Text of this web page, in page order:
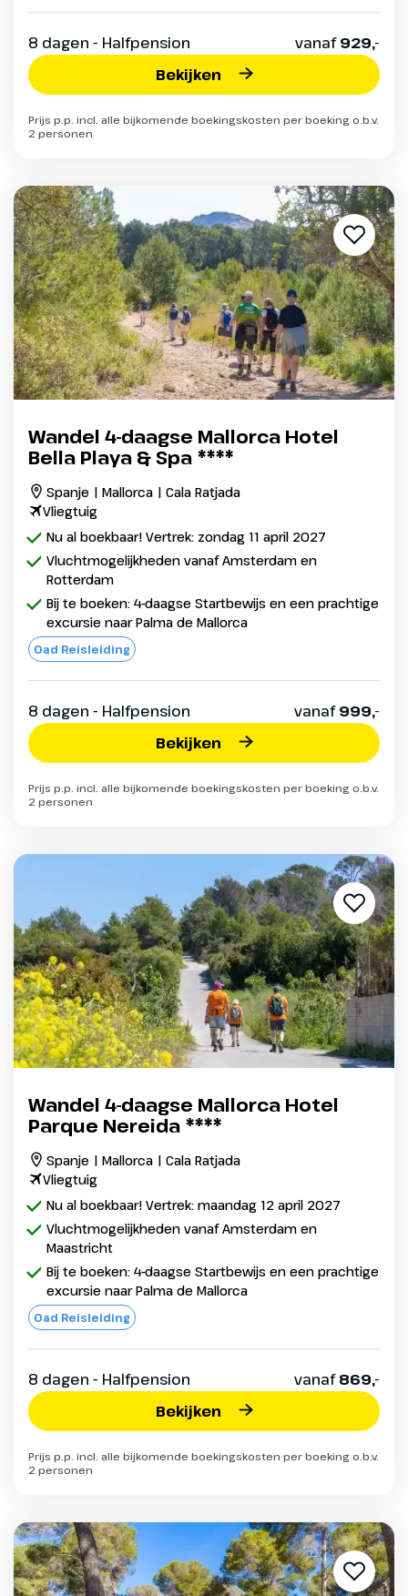
8 dagen - Halfpension vanaf929,-
Bekijken
Prijs p.p. incl. alle bijkomende boekingskosten per boeking o.b.v.
2 personen
Wandel 4-daagse Mallorca Hotel
Bella Playa & Spa ****
Spanje | Mallorca | Cala Ratjada
Vliegtuig
Nu al boekbaar! Vertrek: zondag 11 april 2027
Vluchtmogelijkheden vanaf Amsterdam en
Rotterdam
Bij te boeken: 4-daagse Startbewijs en een prachtige
excursie naar Palma de Mallorca
Oad Reisleiding
8 dagen - Halfpension vanaf999,-
Bekijken
Prijs p.p. incl. alle bijkomende boekingskosten per boeking o.b.v.
2 personen
Wandel 4-daagse Mallorca Hotel
Parque Nereida ****
Spanje | Mallorca | Cala Ratjada
Vliegtuig
Nu al boekbaar! Vertrek: maandag 12 april 2027
Vluchtmogelijkheden vanaf Amsterdam en
Maastricht
Bij te boeken: 4-daagse Startbewijs en een prachtige
excursie naar Palma de Mallorca
Oad Reisleiding
8 dagen - Halfpension vanaf869,-
Bekijken
Prijs p.p. incl. alle bijkomende boekingskosten per boeking o.b.v.
2 personen